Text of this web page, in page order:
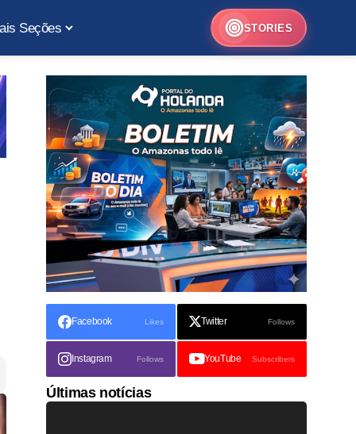
Seções STORIES
Facebook Likes Twitter Follows
Instagram Follows YouTube Subscribers
Últimas notícias